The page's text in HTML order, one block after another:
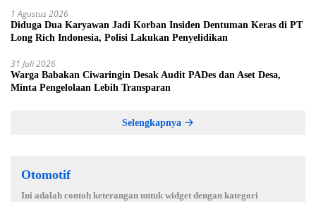
1 Agustus 2026
Diduga Dua Karyawan Jadi Korban Insiden Dentuman Keras di PT
Long Rich Indonesia, Polisi Lakukan Penyelidikan
31 Juli 2026
Warga Babakan Ciwaringin Desak Audit PADes dan Aset Desa,
Minta Pengelolaan Lebih Transparan
Selengkapnya
Otomotif
Ini adalah contoh keterangan untuk widget dengan kategori